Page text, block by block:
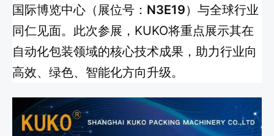
国际博览中心（展位号： N3E19）与全球行业
同仁见面。此次参展，KUKO将重点展示其在
自动化包装领域的核心技术成果，助力行业向
高效、绿色、智能化方向升级。